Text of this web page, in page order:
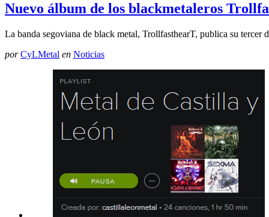
Nuevo álbum de los blackmetaleros
La banda segoviana de black metal, TrollfasthearT, publica su tercer
por CyLMetal en Noticias